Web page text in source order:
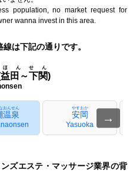
population, no market request for
wanna invest in this area.
は下記の通りです。
田～下関)
んせん
温泉
おんせん
安岡
やすおか
Yasuoka
→
ズエステ・マッサージ業界の背